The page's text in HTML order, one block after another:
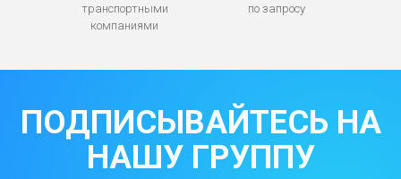
транспортными
компаниями
по запросу
ПОДПИСЫВАЙТЕСЬ НА
НАШУ ГРУППУ